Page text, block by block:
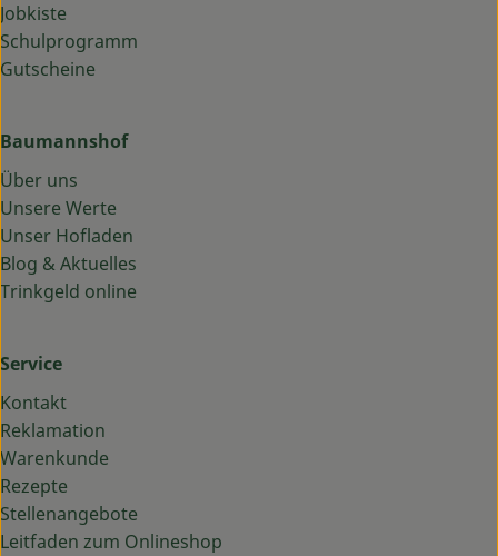
Jobkiste
Schulprogramm
Gutscheine
Baumannshof
Über uns
Unsere Werte
Unser Hofladen
Blog & Aktuelles
Trinkgeld online
Service
Kontakt
Reklamation
Warenkunde
Rezepte
Stellenangebote
Leitfaden zum Onlineshop